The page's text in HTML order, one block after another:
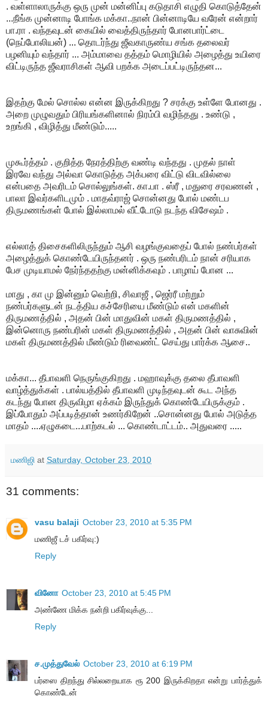
. வள்ளாலாருக்கு ஒரு முன் மன்னிப்பு கடுதாசி எழுதி கொடுத்தேன்
...நீங்க முன்னாடி போங்க மக்கா..நான் பின்னாடியே வரேன் என்றார்
பா.ரா . வந்தவுடன் கையில் வைத்திருந்தார் போனபார்ட்டை
(நெப்போலியன்) ... தொடர்ந்து ஜீவகாருண்ய சங்க தலைவர்
பழனியும் வந்தார் ... அம்மாவை தத்தம் மொழியில் அழைத்து உயிரை
விட்டிருந்த ஜீவராசிகள் ஆவி பறக்க அடைப்பட்டிருந்தன...
இதற்கு மேல் சொல்ல என்ன இருக்கிறது ? சரக்கு உள்ளே போனது .
அறை முழுவதும் பிரியங்களினால் நிரம்பி வழிந்தது . உண்டு ,
உறங்கி , விழித்து மீண்டும்.....
முகூர்த்தம் . குறித்த நேரத்திற்கு வண்டி வந்தது . முதல் நாள்
இரவே வந்து அல்வா கொடுத்த அக்பரை விட்டு விடவில்லை
என்பதை அவரிடம் சொல்லுங்கள். கா.பா . ஸ்ரீ , மதுரை சரவணன் ,
பாலா இவர்களிடமும் . மாதவ்ராஜ் சொன்னது போல் மண்டப
திருமணங்கள் போல் இல்லாமல் வீட்டோடு நடந்த விசேஷம் .
எல்லாத் திசைகளிலிருந்தும் ஆசி வழங்குவதைப் போல் நண்பர்கள்
அழைத்துக் கொண்டேயிருந்தனர் . ஒரு நண்பரிடம் நான் சரியாக
பேச முடியாமல் நேர்ந்ததற்கு மன்னிக்கவும் . பாழாய் போன ...
மாது , கா மு இன்னும் வெற்றி, சிவாஜீ , ஜெர்ரீ மற்றும்
நண்பர்களுடன் நடத்திய கச்சேரியை மீண்டும் என் மகளின்
திருமணத்தில் , அதன் பின் மாதுவின் மகள் திருமணத்தில் ,
இன்னொரு நண்பரின் மகள் திருமணத்தில் , அதன் பின் வாசுவின்
மகள் திருமணத்தில் மீண்டும் ரிவைண்ட் செய்து பார்க்க ஆசை..
மக்கா... தீபாவளி நெருங்குகிறது . மஹாவுக்கு தலை தீபாவளி
வாழ்த்துக்கள் . பால்யத்தில் தீபாவளி முடிந்தவுடன் கூட அந்த
கடந்து போன திருவிழா ஏக்கம் இருந்துக் கொண்டேயிருக்கும் .
இப்போதும் அப்படித்தான் உணர்கிறேன் ..சொன்னது போல் அடுத்த
மாதம் ....ஏழுகடை...பாற்கடல் ... கொண்டாட்டம்.. அதுவரை .....
மணிஜி at Saturday, October 23, 2010
31 comments:
vasu balaji October 23, 2010 at 5:35 PM
மணிஜீ டச் பகிர்வு:)
Reply
வினோ October 23, 2010 at 5:45 PM
அண்ணே மிக்க நன்றி பகிர்வுக்கு...
Reply
ச.முத்துவேல் October 23, 2010 at 6:19 PM
பர்ஸை திறந்து சில்லறையாக ரூ 200 இருக்கிறதா என்று பார்த்துக்
கொண்டேன்